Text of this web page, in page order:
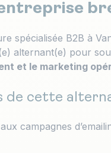
entreprise
spécialisée B2B à
alternant(e) pour
et le marketing
de cette
campagnes